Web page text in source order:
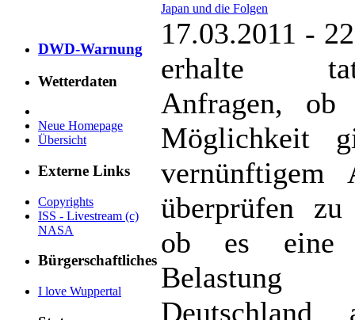
DWD-Warnung
Wetterdaten
Neue Homepage
Übersicht
Externe Links
Copyrights
ISS - Livestream (c)
NASA
Bürgerschaftliches
I love Wuppertal
Japan und die Folgen
17.03.2011 -
erhalte
Anfragen, ob
Möglichkeit
vernünftigem
überprüfen zu
ob es eine
Deutschland